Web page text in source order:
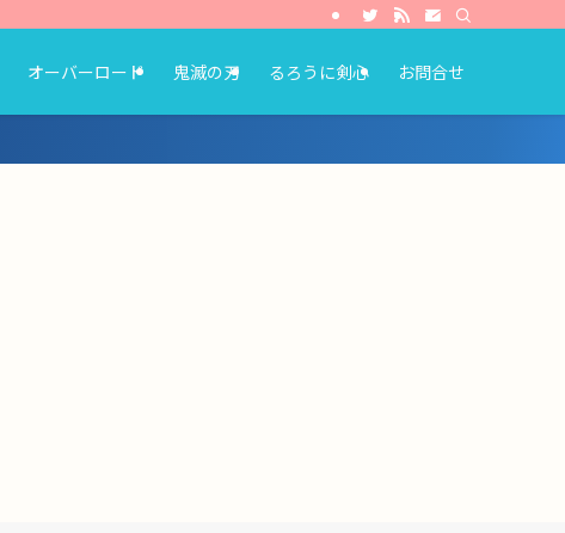
オーバーロード 鬼滅の刃 るろうに剣心 お問合せ